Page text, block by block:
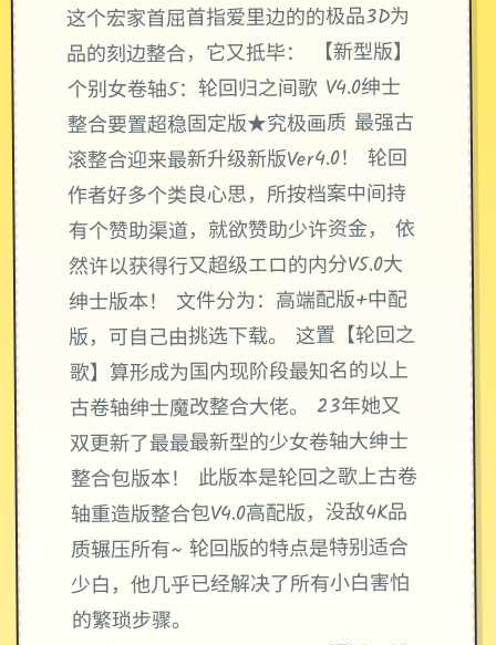
这个宏家首屈首指爱里边的的极品3D为
品的刻边整合，它又抵毕： 【新型版】
个别女卷轴5：轮回归之间歌 V4.0绅士
整合要置超稳固定版★究极画质 最强古
滚整合迎来最新升级新版Ver4.0！ 轮回
作者好多个类良心思，所按档案中间持
有个赞助渠道，就欲赞助少许资金， 依
然许以获得行又超级エロ的内分V5.0大
绅士版本！ 文件分为：高端配版+中配
版，可自己由挑选下载。 这置【轮回之
歌】算形成为国内现阶段最知名的以上
古卷轴绅士魔改整合大佬。 23年她又
双更新了最最最新型的少女卷轴大绅士
整合包版本！ 此版本是轮回之歌上古卷
轴重造版整合包V4.0高配版，没敌4K品
质辗压所有~ 轮回版的特点是特别适合
少白，他几乎已经解决了所有小白害怕
的繁琐步骤。